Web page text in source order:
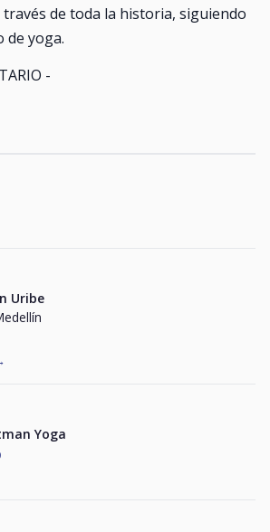
de toda la historia, siguiendo
de yoga.
-
Uribe
Yoga